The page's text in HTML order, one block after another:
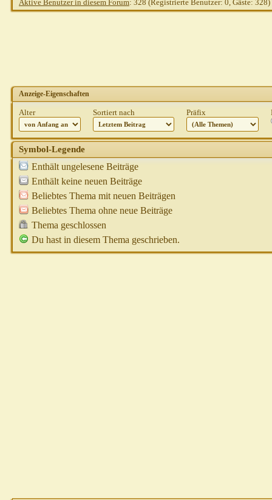
Aktive Benutzer in diesem Forum: 328 (Registrierte Benutzer: 0, Gäste: 328)
Anzeige-Eigenschaften
Alter Sortiert nach Präfix
Symbol-Legende
Enthält ungelesene Beiträge
Enthält keine neuen Beiträge
Beliebtes Thema mit neuen Beiträgen
Beliebtes Thema ohne neue Beiträge
Thema geschlossen
Du hast in diesem Thema geschrieben.